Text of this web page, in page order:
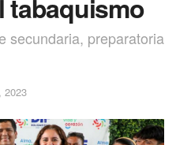
tabaquismo
secundaria, preparatoria
2023